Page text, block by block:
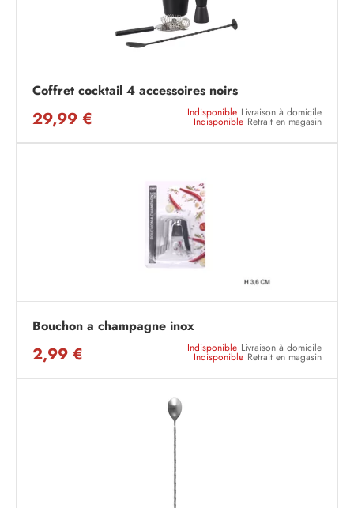
Coffret cocktail 4 accessoires noirs
29,99 € Indisponible Livraison à domicile
Indisponible Retrait en magasin
Bouchon a champagne inox
2,99 € Indisponible Livraison à domicile
Indisponible Retrait en magasin